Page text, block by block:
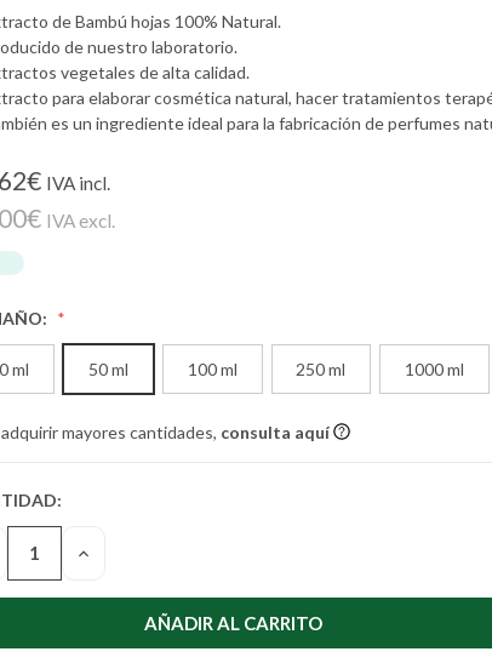
de Bambú hojas 100% Natural.
de nuestro laboratorio.
vegetales de alta calidad.
para elaborar cosmética natural, hacer tratamientos
es un ingrediente ideal para la fabricación de perfumes
IVA incl.
IVA excl.
ml 50 ml 100 ml 250 ml 1000 ml
adquirir mayores cantidades, consulta aquí
DE
AUMENTAR
DE
UNDEFINED